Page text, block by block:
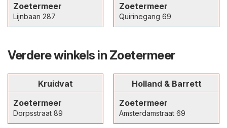
Zoetermeer
Lijnbaan 287
Zoetermeer
Quirinegang 69
Verdere winkels in Zoetermeer
Kruidvat
Zoetermeer
Dorpsstraat 89
Holland & Barrett
Zoetermeer
Amsterdamstraat 69